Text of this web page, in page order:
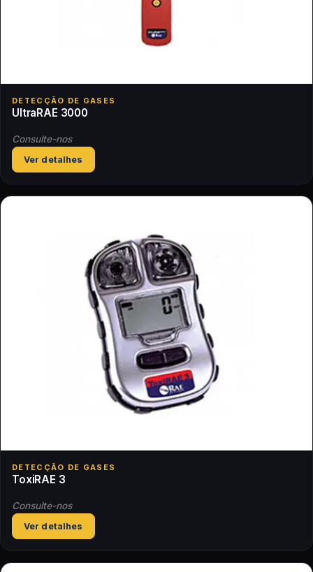
DETECÇÃO DE GASES
UltraRAE 3000
Consulte-nos
Ver detalhes
DETECÇÃO DE GASES
ToxiRAE 3
Consulte-nos
Ver detalhes